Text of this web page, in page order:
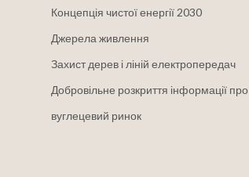
Концепція чистої енергії 2030
Джерела живлення
Захист дерев і ліній електропередач
Добровільне розкриття інформації про
вуглецевий ринок